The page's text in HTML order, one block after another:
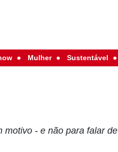
Mulher Sustentável
motivo - e não para falar de